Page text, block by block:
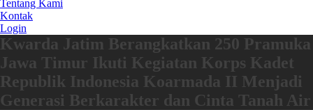
Tentang Kami
Kontak
Login
Kwarda Jatim Berangkatkan 250 Pramuka
Jawa Timur Ikuti Kegiatan Korps Kadet
Republik Indonesia Koarmada II Menjadi
Generasi Berkarakter dan Cinta Tanah Air